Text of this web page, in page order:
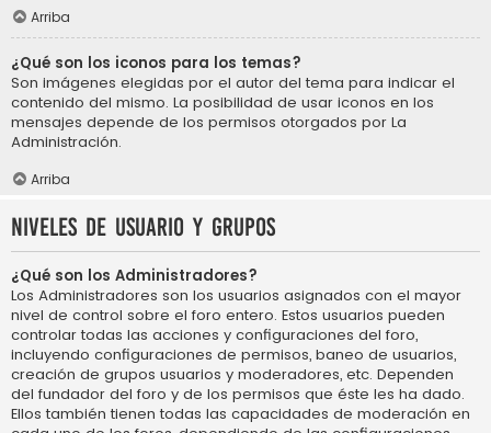
Arriba
¿Qué son los iconos para los temas?
Son imágenes elegidas por el autor del tema para indicar el
contenido del mismo. La posibilidad de usar iconos en los
mensajes depende de los permisos otorgados por La
Administración.
Arriba
Niveles de usuario y grupos
¿Qué son los Administradores?
Los Administradores son los usuarios asignados con el mayor
nivel de control sobre el foro entero. Estos usuarios pueden
controlar todas las acciones y configuraciones del foro,
incluyendo configuraciones de permisos, baneo de usuarios,
creación de grupos usuarios y moderadores, etc. Dependen
del fundador del foro y de los permisos que éste les ha dado.
Ellos también tienen todas las capacidades de moderación en